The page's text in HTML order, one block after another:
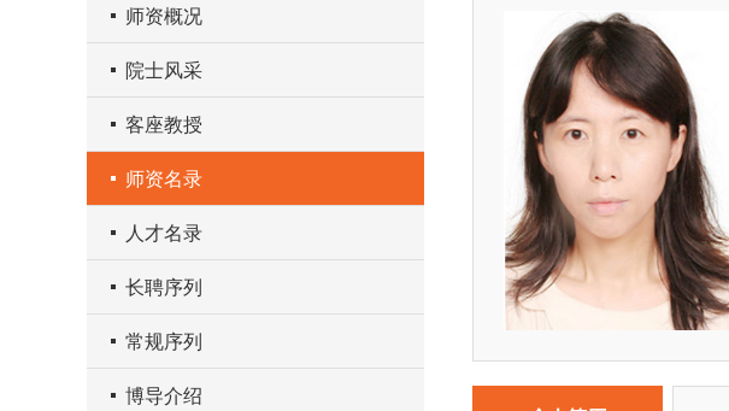
师资概况
院士风采
客座教授
师资名录
人才名录
长聘序列
常规序列
博导介绍